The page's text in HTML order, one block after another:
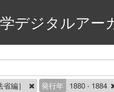
デジタルアー
省編］ 発行年 1880 - 1884